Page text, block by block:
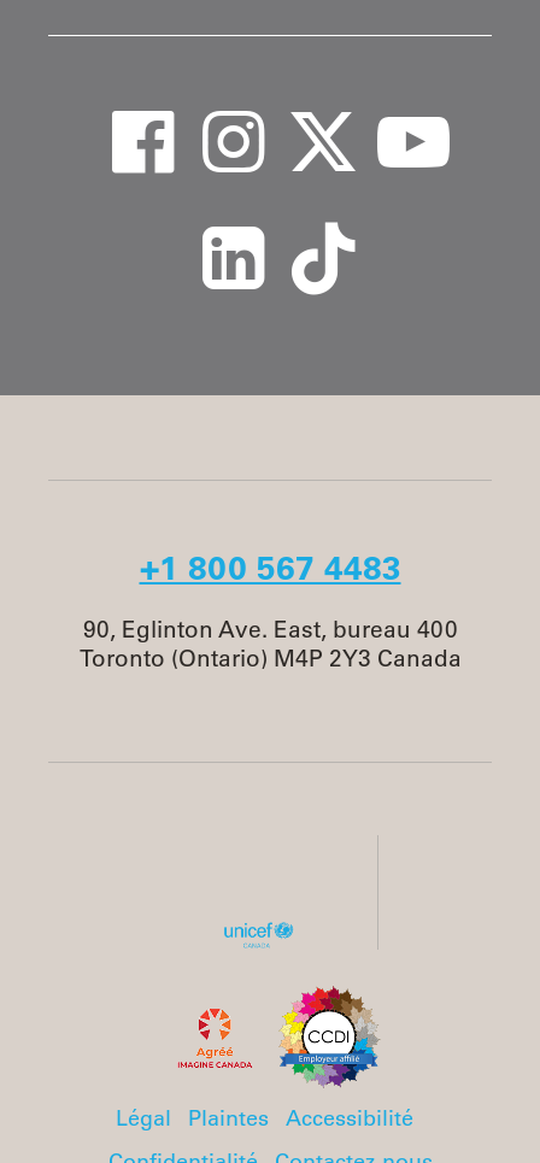
+1 800 567 4483
90, Eglinton Ave. East, bureau 400
Toronto (Ontario) M4P 2Y3 Canada
Légal Plaintes
Accessibilité